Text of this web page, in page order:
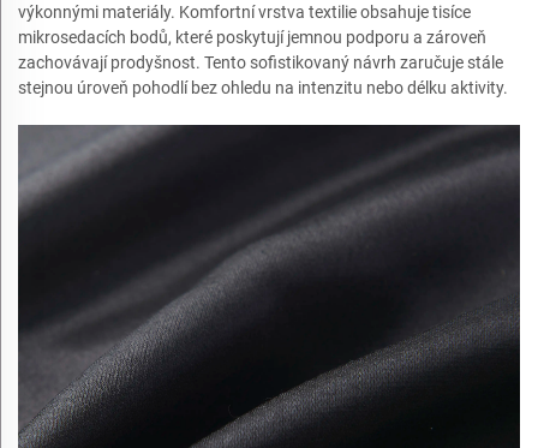
výkonnými materiály. Komfortní vrstva textilie obsahuje tisíce
mikrosedacích bodů, které poskytují jemnou podporu a zároveň
zachovávají prodyšnost. Tento sofistikovaný návrh zaručuje stále
stejnou úroveň pohodlí bez ohledu na intenzitu nebo délku aktivity.